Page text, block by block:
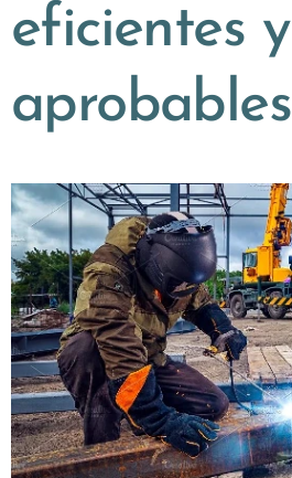
eficientes y
aprobables